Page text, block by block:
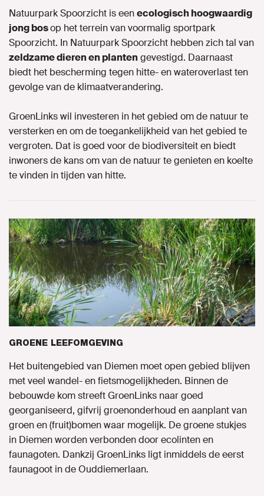
Natuurpark Spoorzicht is eenecologisch hoogwaardig
jong bosop het terrein van voormalig sportpark
Spoorzicht. In Natuurpark Spoorzicht hebben zich tal van
zeldzame dieren en plantengevestigd. Daarnaast
biedt het bescherming tegen hitte- en wateroverlast ten
gevolge van de klimaatverandering.
GroenLinks wil investeren in het gebied om de natuur te
versterken en om de toegankelijkheid van het gebied te
vergroten. Dat is goed voor de biodiversiteit en biedt
inwoners de kans om van de natuur te genieten en koelte
te vinden in tijden van hitte.
GROENE LEEFOMGEVING
Het buitengebied van Diemen moet open gebied blijven
met veel wandel- en fietsmogelijkheden. Binnen de
bebouwde kom streeft GroenLinks naar goed
georganiseerd, gifvrij groenonderhoud en aanplant van
groen en (fruit)bomen waar mogelijk. De groene stukjes
in Diemen worden verbonden door ecolinten en
faunagoten. Dankzij GroenLinks ligt inmiddels de eerst
faunagoot in de Ouddiemerlaan.